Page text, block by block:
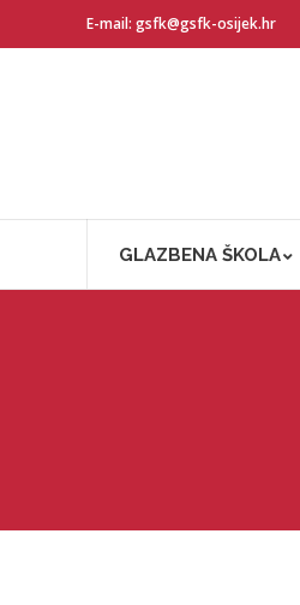
E-mail: gsfk@gsfk-osijek.hr
GLAZBENA ŠKOLA